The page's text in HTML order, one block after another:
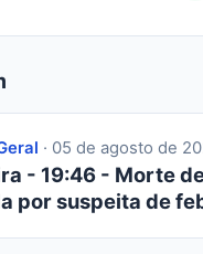
· 05 de agosto de
- 19:46 - Morte
por suspeita de